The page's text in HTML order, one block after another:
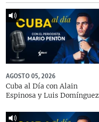
AGOSTO 05, 2026
Cuba al Día con Alain
Espinosa y Luis Domínguez